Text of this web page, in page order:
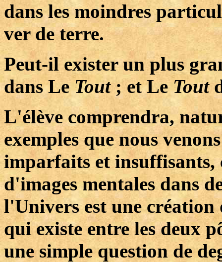
dans les moindres
ver de terre.
Peut-il exister un plus
dans LeTout; et LeTout
L'élève comprendra,
exemples que nous
imparfaits et insuffisants,
d'images mentales dans
l'Univers est une
qui existe entre les deux
une simple question de